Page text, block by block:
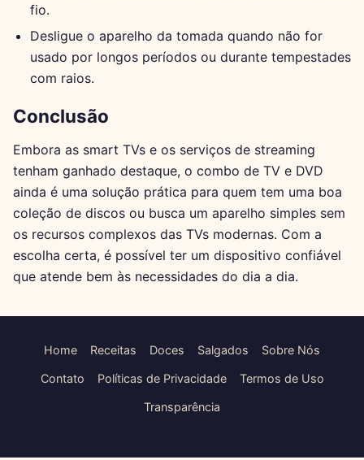
fio.
Desligue o aparelho da tomada quando não for
usado por longos períodos ou durante tempestades
com raios.
Conclusão
Embora as smart TVs e os serviços de streaming
tenham ganhado destaque, o combo de TV e DVD
ainda é uma solução prática para quem tem uma boa
coleção de discos ou busca um aparelho simples sem
os recursos complexos das TVs modernas. Com a
escolha certa, é possível ter um dispositivo confiável
que atende bem às necessidades do dia a dia.
Home Receitas Doces Salgados Sobre Nós
Contato Políticas de Privacidade Termos de Uso
Transparência